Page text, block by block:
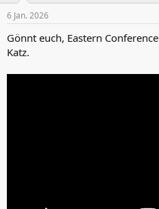
6 Jan. 2026
Gönnt euch, Eastern
Katz.